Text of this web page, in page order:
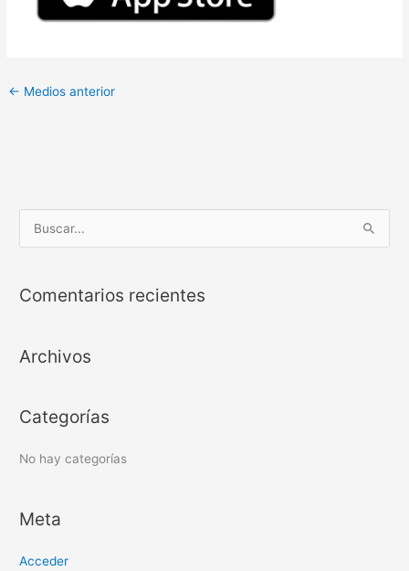
← Medios anterior
c
r
:
Comentarios recientes
Archivos
Categorías
No hay categorías
Meta
Acceder